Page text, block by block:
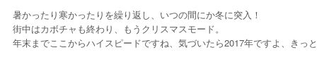
暑かったり寒かったりを繰り返し、いつの間にか冬に突入！
街中はカボチャも終わり、もうクリスマスモード。
年末までここからハイスピードですね、気づいたら2017年ですよ、きっ